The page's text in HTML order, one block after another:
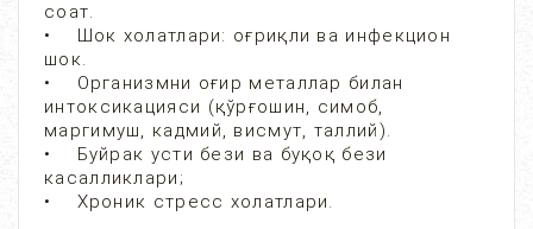
соат.
• Шок холатлари: оғриқли ва инфекцион
шок.
• Организмни оғир металлар билан
интоксикацияси (қўрғошин, симоб,
маргимуш, кадмий, висмут, таллий).
• Буйрак усти бези ва буқоқ бези
касалликлари;
• Хроник стресс холатлари.